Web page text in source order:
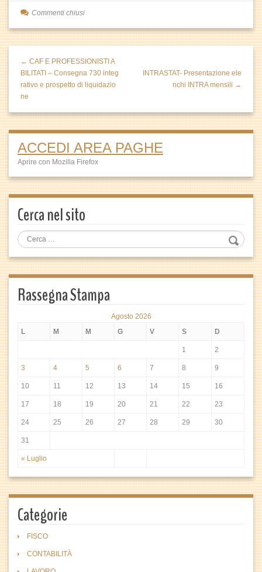
Commenti chiusi
← CAF E PROFESSIONISTI A
BILITATI – Consegna 730 integ
rativo e prospetto di liquidazio
ne
INTRASTAT- Presentazione ele
nchi INTRA mensili →
ACCEDI AREA PAGHE
Aprire con Mozilla Firefox
Cerca nel sito
Rassegna Stampa
Agosto 2026
L
M M G V S D
« Luglio
1 2
3 4 5 6 7 8 9
10 11 12 13 14 15 16
17 18 19 20 21 22 23
24 25 26 27 28 29 30
31
Categorie
FISCO
CONTABILITÀ